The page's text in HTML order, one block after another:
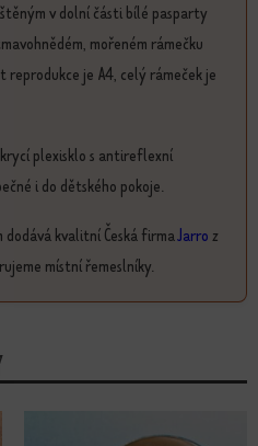
v dolní části bílé pasparty
mořeném rámečku
reprodukce je A4, celý rámeček je
plexisklo s antireflexní
i do dětského pokoje.
dodává kvalitní Česká firmaJarroz
místní řemeslníky.